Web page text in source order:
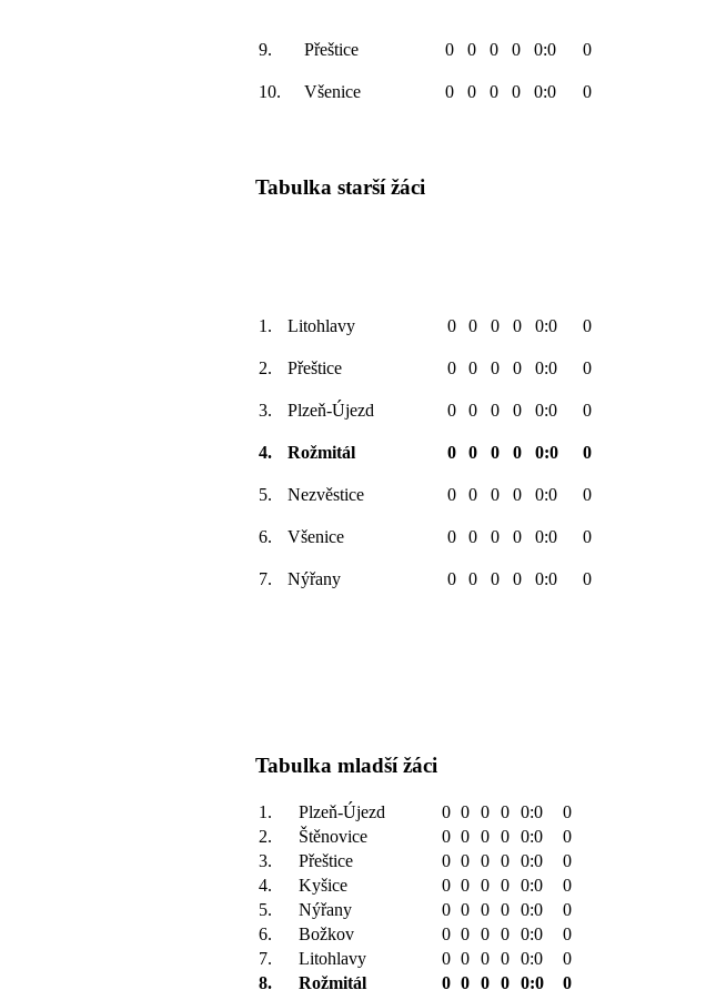
9. Přeštice 0 0 0 0 0:0 0
10. Všenice 0 0 0 0 0:0 0
Tabulka starší žáci
1. Litohlavy 0 0 0 0 0:0 0
2. Přeštice 0 0 0 0 0:0 0
3. Plzeň-Újezd 0 0 0 0 0:0 0
4. Rožmitál 0 0 0 0 0:0 0
5. Nezvěstice 0 0 0 0 0:0 0
6. Všenice 0 0 0 0 0:0 0
7. Nýřany 0 0 0 0 0:0 0
Tabulka mladší žáci
1. Plzeň-Újezd 0 0 0 0 0:0
0
2.
Štěnovice 0 0 0 0 0:0
0
3.
Přeštice 0 0 0 0 0:0
0
4.
Kyšice 0 0 0 0 0:0
0
5.
Nýřany 0 0 0 0 0:0
0
6.
Božkov 0 0 0 0 0:0
0
7.
Litohlavy 0 0 0 0 0:0
0
8.
Rožmitál 0 0 0 0 0:0 0